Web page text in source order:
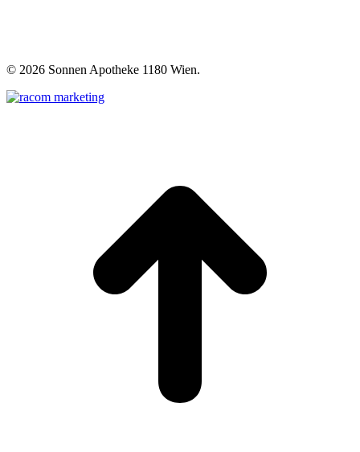
© 2026 Sonnen Apotheke 1180 Wien.